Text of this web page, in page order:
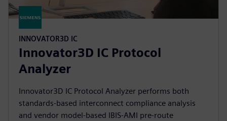
INNOVATOR3D IC
Innovator3D IC Protocol
Analyzer
Innovator3D IC Protocol Analyzer performs both
standards-based interconnect compliance analysis
and vendor model-based IBIS-AMI pre-route